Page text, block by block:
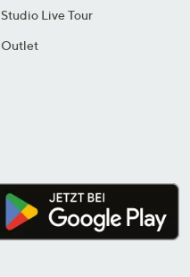
Studio Live Tour
Outlet